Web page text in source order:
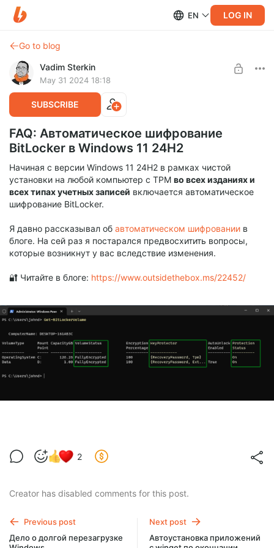
EN LOG IN
Go to blog
Vadim Sterkin
May 31 2024 18:18
SUBSCRIBE
FAQ: Автоматическое шифрование
BitLocker в Windows 11 24H2
Начиная с версии Windows 11 24H2 в рамках чистой
установки на любой компьютер с TPM во всех изданиях и
всех типах учетных записей включается автоматическое
шифрование BitLocker.
Я давно рассказывал об автоматическом шифровании в
блоге. На сей раз я постарался предвосхитить вопросы,
которые возникнут у вас вследствие изменения.
🔐 Читайте в блоге: https://www.outsidethebox.ms/22452/
2
Creator has disabled comments for this post.
Previous post
Дело о долгой перезагрузке
Next post
Автоустановка приложений